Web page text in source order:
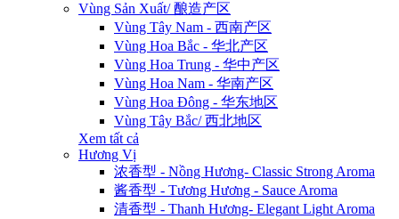
Vùng Sản Xuất/ 酿造产区
Vùng Tây Nam - 西南产区
Vùng Hoa Bắc - 华北产区
Vùng Hoa Trung - 华中产区
Vùng Hoa Nam - 华南产区
Vùng Hoa Đông - 华东地区
Vùng Tây Bắc/ 西北地区
Xem tất cả
Hương Vị
浓香型 - Nồng Hương- Classic Strong Aroma
酱香型 - Tương Hương - Sauce Aroma
清香型 - Thanh Hương- Elegant Light Aroma